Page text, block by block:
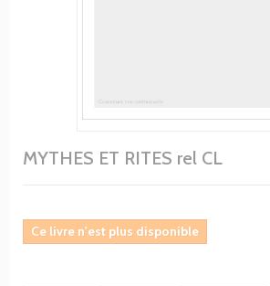
MYTHES ET RITES rel CL
Ce livre n'est plus disponible